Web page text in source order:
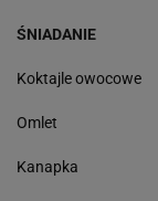
ŚNIADANIE
Koktajle owocowe
Omlet
Kanapka